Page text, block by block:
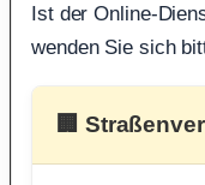
Ist der Online-
wenden Sie sich
🏢